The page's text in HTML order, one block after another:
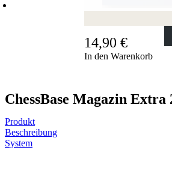
14,90 €
In den Warenkorb
ChessBase Magazin Extra
Produkt
Beschreibung
System